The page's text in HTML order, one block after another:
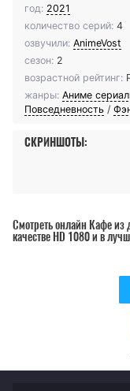
год: 2021
количество серий: 4
озвучили: AnimeVost
сезон: 2
возрастной рейтинг:
жанры: Аниме
Повседневность /
СКРИНШОТЫ:
Смотреть онлайн Кафе из
качестве HD 1080 и в